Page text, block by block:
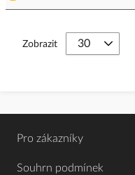
Zobrazit
Pro zákazníky
Souhrn podmínek